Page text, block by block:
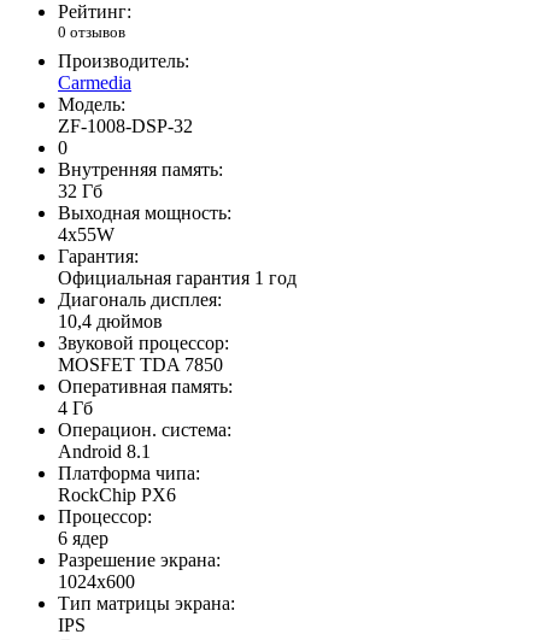
Рейтинг:
0 отзывов
Производитель:
Carmedia
Модель:
ZF-1008-DSP-32
0
Внутренняя память:
32 Гб
Выходная мощность:
4x55W
Гарантия:
Официальная гарантия 1 год
Диагональ дисплея:
10,4 дюймов
Звуковой процессор:
MOSFET TDA 7850
Оперативная память:
4 Гб
Операцион. система:
Android 8.1
Платформа чипа:
RockChip PX6
Процессор:
6 ядер
Разрешение экрана:
1024x600
Тип матрицы экрана:
IPS